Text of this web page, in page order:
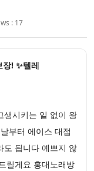
: 17
! ✨텔레
생시키는 일 없이 왕
부터 에이스 대접
도 됩니다 예쁘지 않
릴게요 홍대노래방